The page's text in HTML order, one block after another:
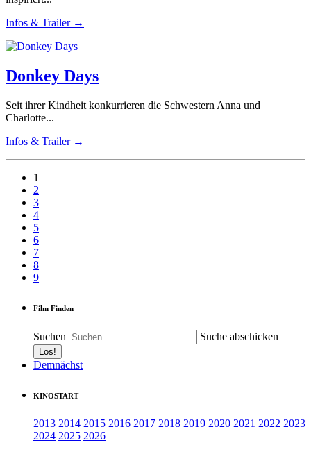
Infos & Trailer →
Donkey Days
Seit ihrer Kindheit konkurrieren die Schwestern Anna und
Charlotte...
Infos & Trailer →
1
2
3
4
5
6
7
8
9
Film Finden
Suchen Suche abschicken
Demnächst
KINOSTART
2013 2014 2015 2016 2017 2018 2019 2020 2021 2022 2023
2024 2025 2026